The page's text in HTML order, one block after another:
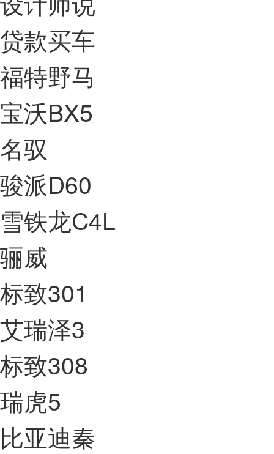
贷款买车
福特野马
宝沃BX5
名驭
骏派D60
雪铁龙C4L
骊威
标致301
艾瑞泽3
标致308
瑞虎5
比亚迪秦